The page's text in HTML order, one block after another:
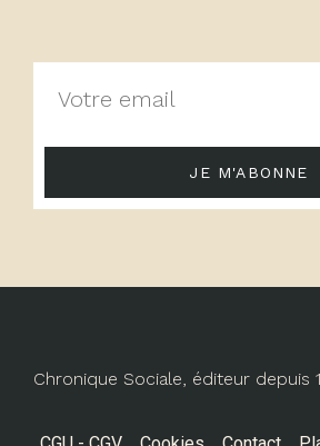
JE M'ABONNE
Chronique Sociale, éditeur depuis